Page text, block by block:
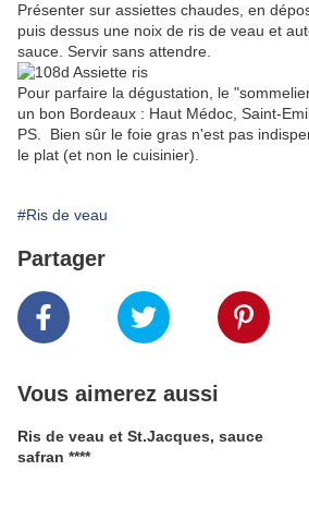
Présenter sur assiettes chaudes, en
puis dessus une noix de ris de veau et
sauce. Servir sans attendre.
Pour parfaire la dégustation, le
un bon Bordeaux : Haut Médoc, Saint-
PS. Bien sûr le foie gras n'est pas
le plat (et non le cuisinier).
#Ris de veau
Partager
Vous aimerez aussi
Ris de veau et St.Jacques, sauce
safran ****